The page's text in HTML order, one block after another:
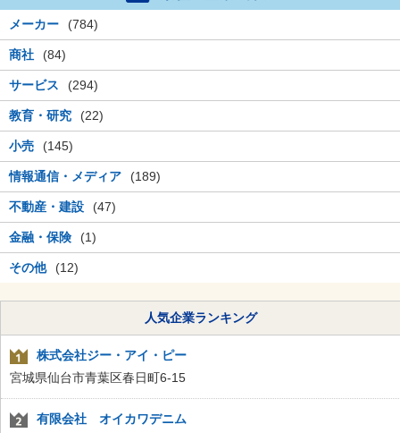
メーカー (784)
商社 (84)
サービス (294)
教育・研究 (22)
小売 (145)
情報通信・メディア (189)
不動産・建設 (47)
金融・保険 (1)
その他 (12)
人気企業ランキング
株式会社ジー・アイ・ピー
宮城県仙台市青葉区春日町6-15
有限会社 オイカワデニム